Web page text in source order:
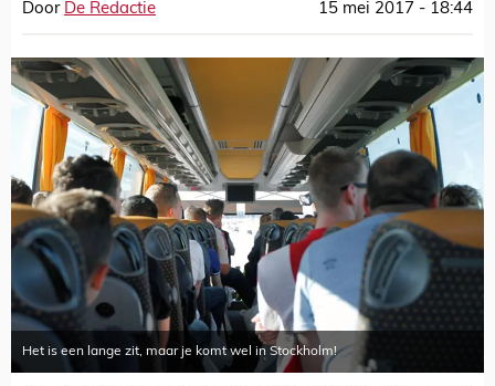
Door De Redactie 15 mei 2017 - 18:44
Het is een lange zit, maar je komt wel in Stockholm!